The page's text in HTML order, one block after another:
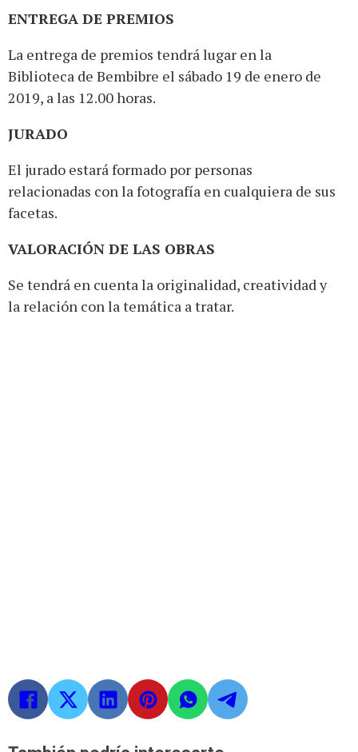
ENTREGA DE PREMIOS
La entrega de premios tendrá lugar en la
Biblioteca de Bembibre el sábado 19 de enero de
2019, a las 12.00 horas.
JURADO
El jurado estará formado por personas
relacionadas con la fotografía en cualquiera de sus
facetas.
VALORACIÓN DE LAS OBRAS
Se tendrá en cuenta la originalidad, creatividad y
la relación con la temática a tratar.